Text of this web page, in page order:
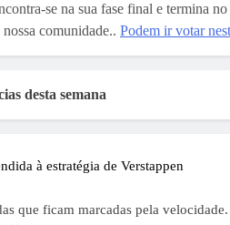
se na sua fase final e termina
comunidade.. Podem ir votar
desta semana
à estratégia de Verstappen
que ficam marcadas pela